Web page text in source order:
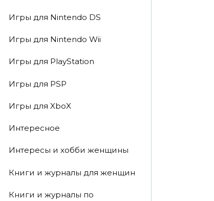
Игры для Nintendo DS
Игры для Nintendo Wii
Игры для PlayStation
Игры для PSP
Игры для XboX
Интересное
Интересы и хобби женщины
Книги и журналы для женщин
Книги и журналы по